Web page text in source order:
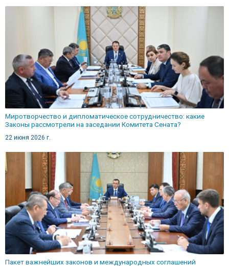
Миротворчество и дипломатическое сотрудничество: какие
Законы рассмотрели на заседании Комитета Сената?
22 июня 2026 г.
Пакет важнейших законов и международных соглашений